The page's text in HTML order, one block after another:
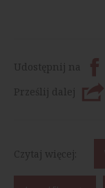
Udostępnij na
Prześlij dalej
Czytaj więcej: